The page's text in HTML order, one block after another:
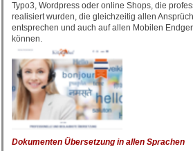
Typo3, Wordpress oder online Shops, die
realisiert wurden, die gleichzeitig allen
entsprechen und auch auf allen Mobilen
können.
Dokumenten Übersetzung in allen Sprachen